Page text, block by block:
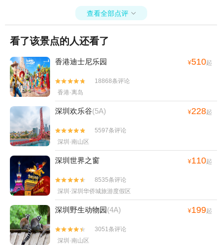
查看全部点评 
看了该景点的人还看了
香港迪士尼乐园 ¥510起


18868条评论
香港·离岛
深圳欢乐谷(5A) ¥228起


5597条评论
深圳·南山区
深圳世界之窗 ¥110起


8535条评论
深圳·深圳华侨城旅游度假区
深圳野生动物园(4A) ¥199起


3051条评论
深圳·南山区